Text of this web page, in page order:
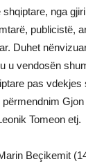
nga
publicistë,
Duhet
u vendosën
pas
Tomeon etj.
Beçikemit